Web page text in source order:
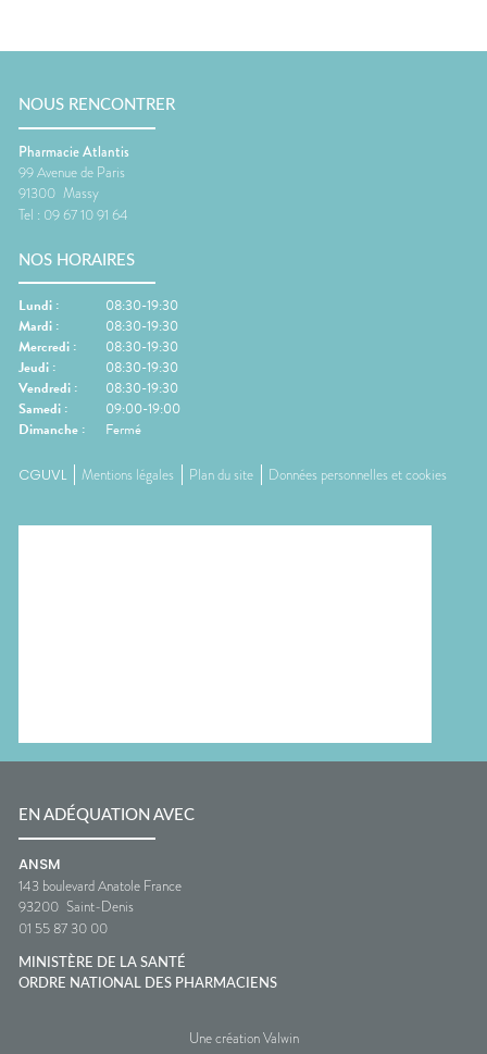
NOUS RENCONTRER
Pharmacie Atlantis
99 Avenue de Paris
91300 Massy
Tel : 09 67 10 91 64
NOS HORAIRES
Lundi :
08:30-19:30
Mardi :
08:30-19:30
Mercredi :
08:30-19:30
Jeudi :
08:30-19:30
Vendredi :
08:30-19:30
Samedi :
09:00-19:00
Dimanche : Fermé
CGUVL Mentions légales Plan du site Données personnelles et cookies
EN ADÉQUATION AVEC
ANSM
143 boulevard Anatole France
93200 Saint-Denis
01 55 87 30 00
MINISTÈRE DE LA SANTÉ
ORDRE NATIONAL DES PHARMACIENS
Une création Valwin